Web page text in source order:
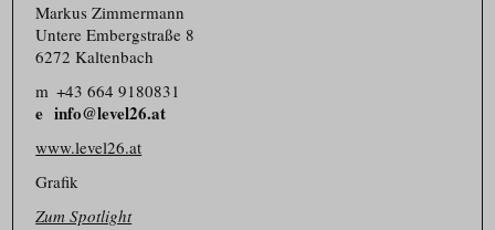
Markus Zimmermann
Untere Embergstraße 8
6272 Kaltenbach
m +43 664 9180831
info@level26.at
www.level26.at
Grafik
Zum Spotlight